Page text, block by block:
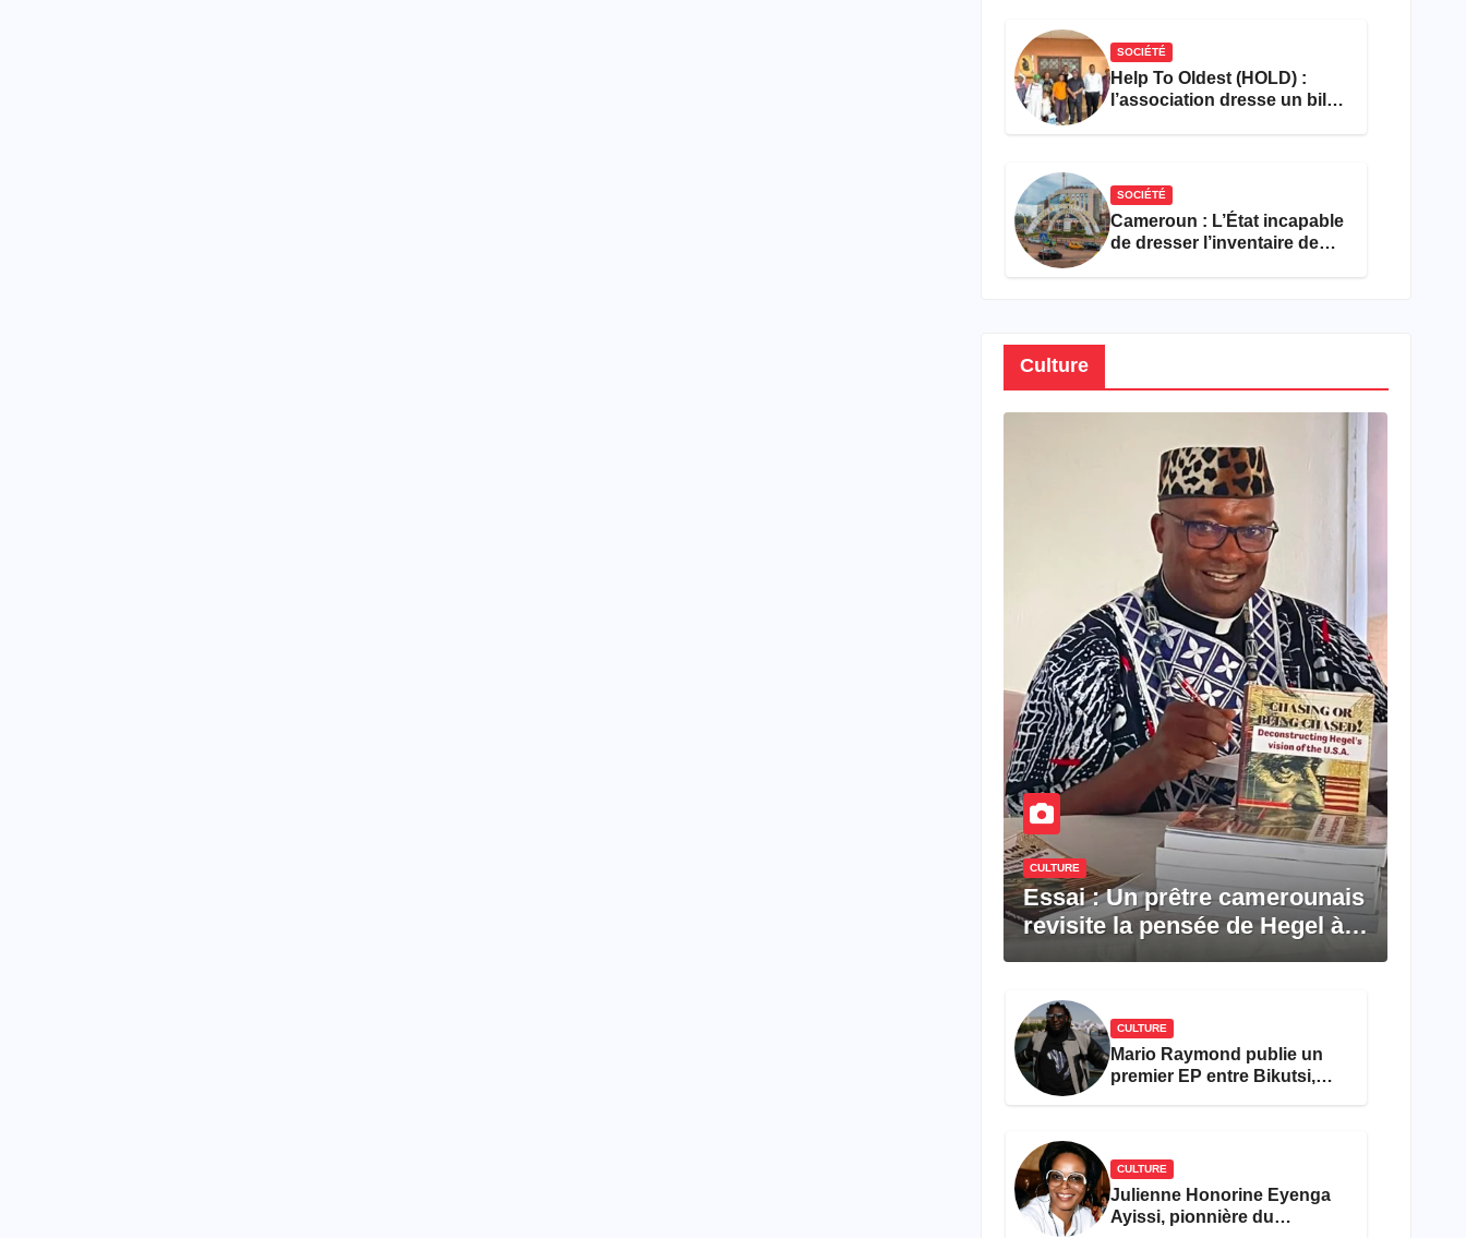
SOCIÉTÉ
Help To Oldest (HOLD) :
l’association dresse un bilan
SOCIÉTÉ
Cameroun : L’État incapable
de dresser l’inventaire de
Culture
CULTURE
Essai : Un prêtre camerounais
revisite la pensée de Hegel à
CULTURE
Mario Raymond publie un
premier EP entre Bikutsi,
CULTURE
Julienne Honorine Eyenga
Ayissi, pionnière du